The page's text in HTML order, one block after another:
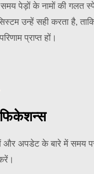
पेड़ों के नामों की गलत
उन्हें सही करता है,
प्राप्त हों।
और अपडेट के बारे में समय